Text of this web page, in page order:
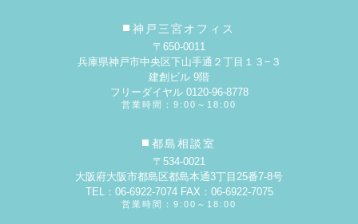
神戸三宮オフィス
〒650-0011
兵庫県神戸市中央区下山手通２丁目１３−３
建創ビル 9階
フリーダイヤル 0120-96-8778
営業時間：9:00～18:00
都島相談室
〒534-0021
大阪府大阪市都島区都島本通3丁目25番7-8号
TEL：06-6922-7074 FAX：06-6922-7075
営業時間：9:00～18:00